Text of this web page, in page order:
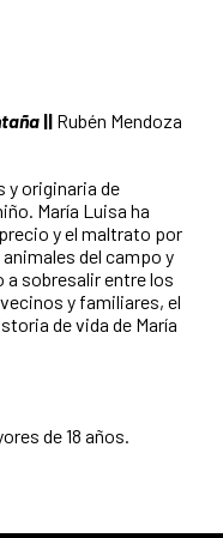
|| Rubén Mendoza
y originaria de
María Luisa ha
y el maltrato por
del campo y
a sobresalir entre los
y familiares, el
de vida de María
de 18 años.